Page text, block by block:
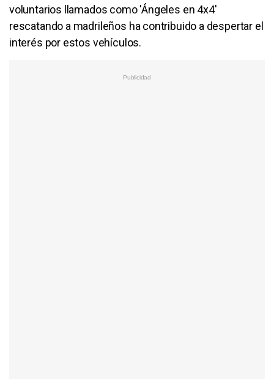
voluntarios llamados como 'Ángeles en 4x4'
rescatando a madrileños ha contribuido a despertar el
interés por estos vehículos.